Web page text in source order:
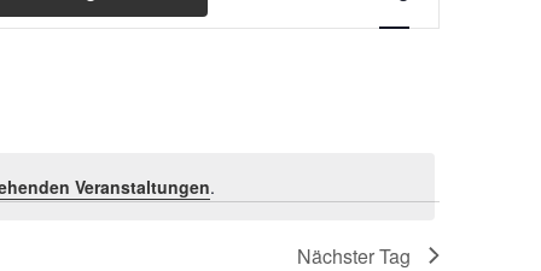
Veranstaltungen.
Ansichten-
Nächster Tag